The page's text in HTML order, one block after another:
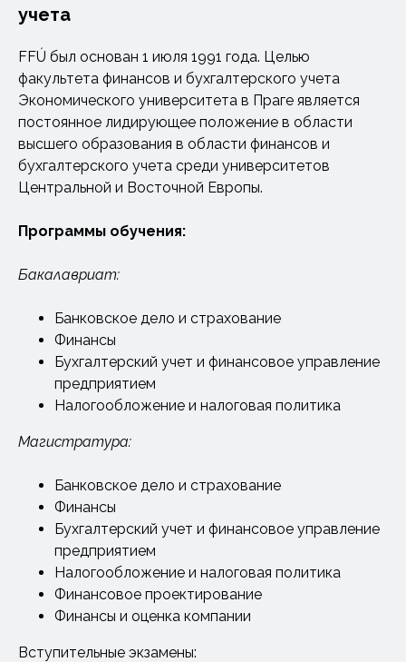
учета
FFÚ был основан 1 июля 1991 года. Целью
факультета финансов и бухгалтерского учета
Экономического университета в Праге является
постоянное лидирующее положение в области
высшего образования в области финансов и
бухгалтерского учета среди университетов
Центральной и Восточной Европы.
Программы обучения:
Бакалавриат:
Банковское дело и страхование
Финансы
Бухгалтерский учет и финансовое управление
предприятием
Налогообложение и налоговая политика
Магистратура:
Банковское дело и страхование
Финансы
Бухгалтерский учет и финансовое управление
предприятием
Налогообложение и налоговая политика
Финансовое проектирование
Финансы и оценка компании
Вступительные экзамены: